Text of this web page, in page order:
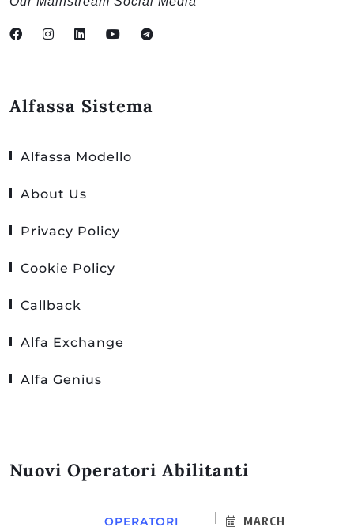
Alfassa Sistema
Alfassa Modello
About Us
Privacy Policy
Cookie Policy
Callback
Alfa Exchange
Alfa Genius
Nuovi Operatori Abilitanti
OPERATORI
MARCH